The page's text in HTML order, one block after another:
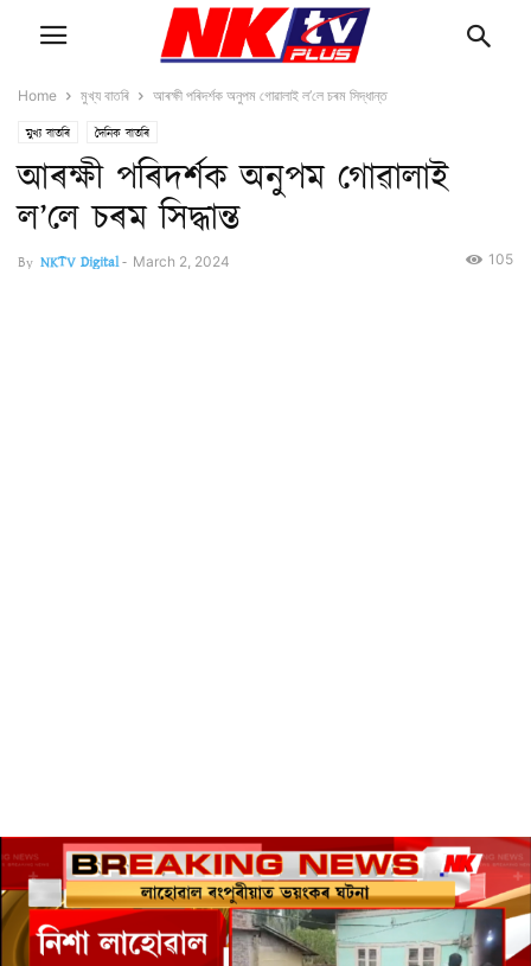
Home মুখ্য বাতৰি আৰক্ষী পৰিদৰ্শক অনুপম গোৱালাই ল’লে চৰম সিদ্ধান্ত
মুখ্য বাতৰি দৈনিক বাতৰি
আৰক্ষী পৰিদৰ্শক অনুপম গোৱালাই
ল’লে চৰম সিদ্ধান্ত
By NKTV Digital- March 2, 2024 105